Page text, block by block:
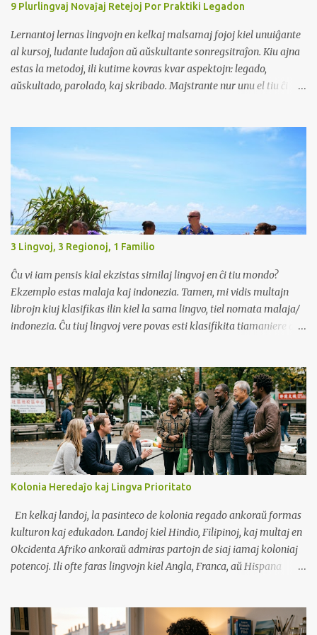
religian disiĝon kun siaj aĝuloj. Koni heredan lingvon povas
malfermi pordojn en komercaj kaj sociaj medioj. Multaj
entreprenoj taksas dungitojn...
9 Plurlingvaj Novaĵaj Retejoj Por Praktiki Legadon
Lernantoj lernas lingvojn en kelkaj malsamaj fojoj kiel unuiĝante
al kursoj, ludante ludaĵon aŭ aŭskultante sonregsitraĵon. Kiu ajna
estas la metodoj, ili kutime kovras kvar aspektojn: legado,
aŭskultado, parolado, kaj skribado. Majstrante nur unu el tiu ĉi
3 Lingvoj, 3 Regionoj, 1 Familio
Ĉu vi iam pensis kial ekzistas similaj lingvoj en ĉi tiu mondo?
Ekzemplo estas malaja kaj indonezia. Tamen, mi vidis multajn
librojn kiuj klasifikas ilin kiel la sama lingvo, tiel nomata malaja/
indonezia. Ĉu tiuj lingvoj vere povas esti klasifikita tiamaniere aŭ
Kolonia Heredaĵo kaj Lingva Prioritato
En kelkaj landoj, la pasinteco de kolonia regado ankoraŭ formas
kulturon kaj edukadon. Landoj kiel Hindio, Filipinoj, kaj multaj en
Okcidenta Afriko ankoraŭ admiras partojn de siaj iamaj koloniaj
potencoj. Ili ofte faras lingvojn kiel Angla, Franca, aŭ Hispana
Afriko, la franca ankoraŭ estas la lingvo de registaro kaj lernejoj,